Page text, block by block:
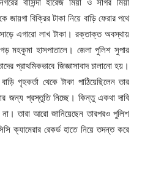
বিক্রির টাকা নিয়ে বাড়ি ফেরার পথে
এগারো লাখ টাকা। রক্তাক্ত অবস্থায়
মহকুমা হাসপাতালে। জেলা পুলিশ সুপার
প্রাথমিকভাবে জিজ্ঞাসাবাদ চালানো হয়।
গৃহকর্তা থেকে টাকা পাঠিয়েছিলেন তার
জন্য প্রস্তুতি নিচ্ছে। কিন্তু একথা দাবি
তারা আরো জানিয়েছেন তারপরও পুলিশ
ক্যামেরার রেকর্ড হাতে নিয়ে তদন্ত করে